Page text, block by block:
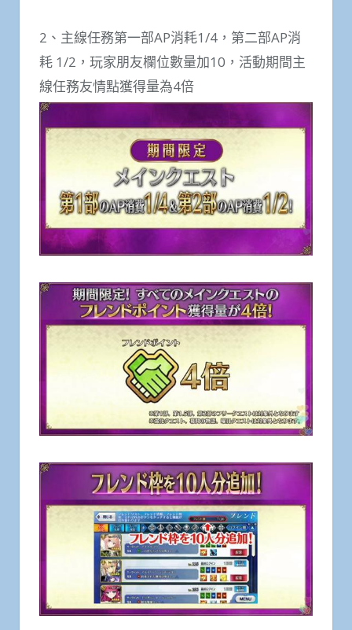
2、主線任務第一部AP消耗1/4，第二部AP消
耗 1/2，玩家朋友欄位數量加10，活動期間主
線任務友情點獲得量為4倍